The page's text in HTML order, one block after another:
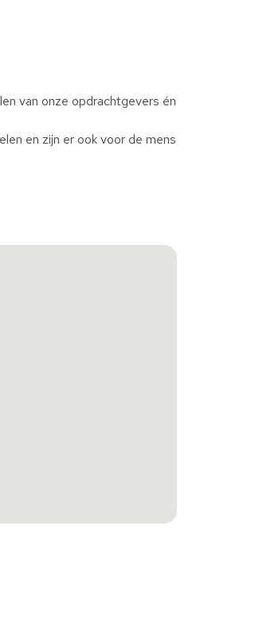
van onze opdrachtgevers én
en zijn er ook voor de mens